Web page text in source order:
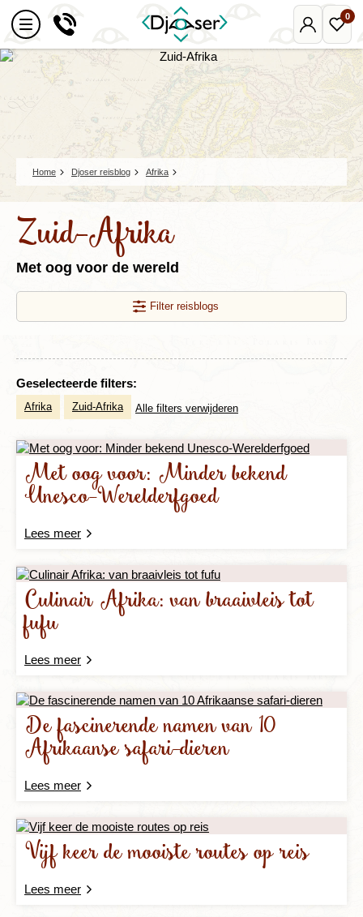
Mijn
Djoser
0
Home Djoser reisblog Afrika
Zuid-Afrika
Met oog voor de wereld
Filter reisblogs
Geselecteerde filters:
Afrika Zuid-Afrika Alle filters verwijderen
Met oog voor: Minder bekend
Unesco-Werelderfgoed
Lees meer
Culinair Afrika: van braaivleis tot
fufu
Lees meer
De fascinerende namen van 10
Afrikaanse safari-dieren
Lees meer
Vijf keer de mooiste routes op reis
Lees meer